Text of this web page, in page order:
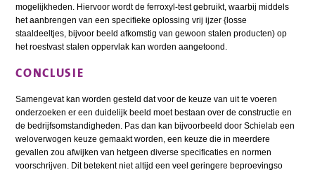
mogelijkheden. Hiervoor wordt de ferroxyl-test gebruikt, waarbij middels
het aanbrengen van een specifieke oplossing vrij ijzer {losse
staaldeeltjes, bijvoor beeld afkomstig van gewoon stalen producten) op
het roestvast stalen oppervlak kan worden aangetoond.
CONCLUSIE
Samengevat kan worden gesteld dat voor de keuze van uit te voeren
onderzoeken er een duidelijk beeld moet bestaan over de constructie en
de bedrijfsomstandigheden. Pas dan kan bijvoorbeeld door Schielab een
weloverwogen keuze gemaakt worden, een keuze die in meerdere
gevallen zou afwijken van hetgeen diverse specificaties en normen
voorschrijven. Dit betekent niet altijd een veel geringere beproevingso